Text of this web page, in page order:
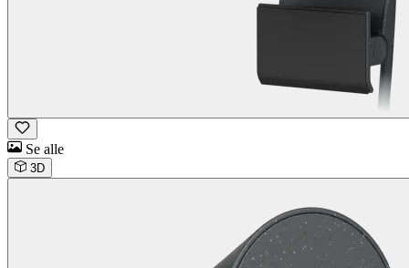
Se alle
3D